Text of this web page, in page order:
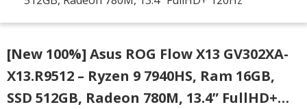
[New 100%] Asus ROG Flow X13 GV302XA-
X13.R9512 – Ryzen 9 7940HS, Ram 16GB,
SSD 512GB, Radeon 780M, 13.4” FullHD+